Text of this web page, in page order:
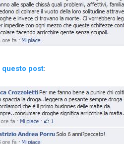
questo post: